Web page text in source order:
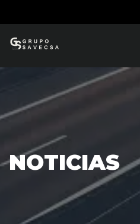
NOTICIAS